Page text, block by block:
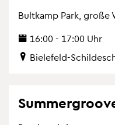
Bult­kamp Park, große
16:00 - 17:00 Uhr
Bie­le­feld-